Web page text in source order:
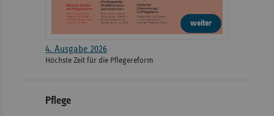
weiter
4. Ausgabe 2026
Höchste Zeit für die Pflegereform
Pflege